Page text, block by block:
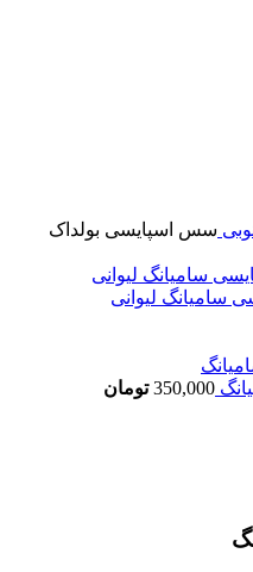
سس اسپایسی بولداک
سامیانگ لیوانی
350,000 تومان